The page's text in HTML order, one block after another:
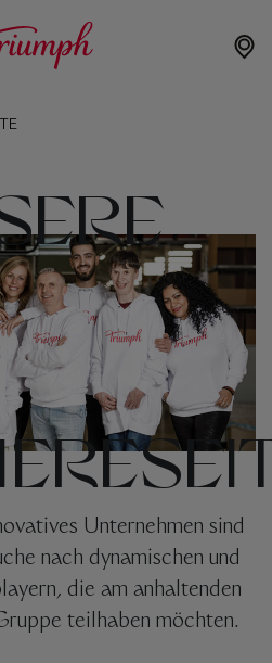
Unternehmen sind
nach dynamischen und
die am anhaltenden
teilhaben möchten.